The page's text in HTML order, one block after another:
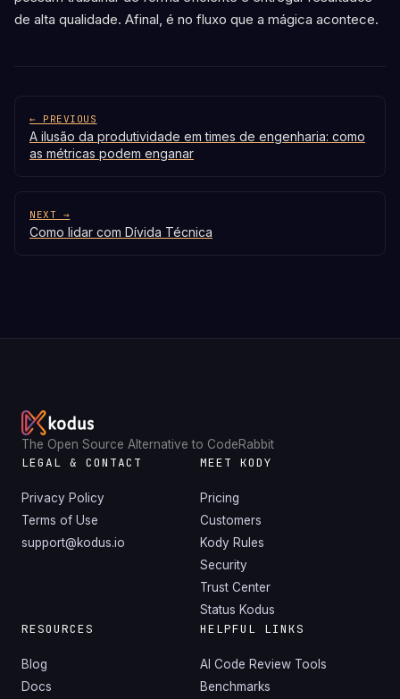
de alta qualidade. Afinal, é no fluxo que a mágica acontece.
← PREVIOUS
A ilusão da produtividade em times de engenharia: como
as métricas podem enganar
NEXT →
Como lidar com Dívida Técnica
The Open Source Alternative to CodeRabbit
LEGAL & CONTACT
Privacy Policy
Terms of Use
support@kodus.io
MEET KODY
Pricing
Customers
Kody Rules
Security
Trust Center
Status Kodus
RESOURCES
Blog
Docs
HELPFUL LINKS
AI Code Review Tools
Benchmarks